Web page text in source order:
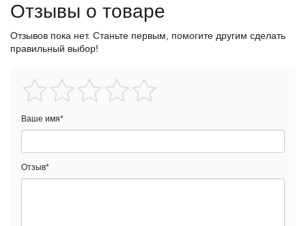
Отзывы о товаре
Отзывов пока нет. Станьте первым, помогите другим сделать
правильный выбор!
Ваше имя*
Отзыв*